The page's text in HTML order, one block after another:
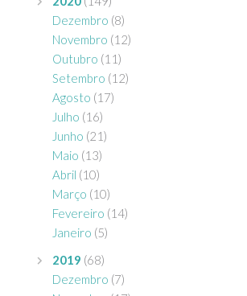
Dezembro (8)
Novembro (12)
Outubro (11)
Setembro (12)
Agosto (17)
Julho (16)
Junho (21)
Maio (13)
Abril (10)
Março (10)
Fevereiro (14)
Janeiro (5)
2019 (68)
Dezembro (7)